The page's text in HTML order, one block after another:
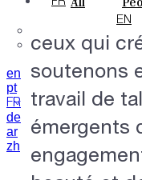
Catalogues Et
Materials &
EN
en
pt
FR
de
ar
zh
entre ceux
ceux qui
soutenons
travail de
émergents